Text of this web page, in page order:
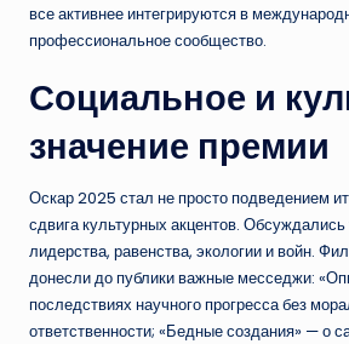
все активнее интегрируются в
профессиональное сообщество.
Социальное и
значение премии
Оскар 2025 стал не просто подведением
сдвига культурных акцентов.
лидерства, равенства, экологии и войн.
донесли до публики важные месседжи:
последствиях научного прогресса без
ответственности; «Бедные создания» — о